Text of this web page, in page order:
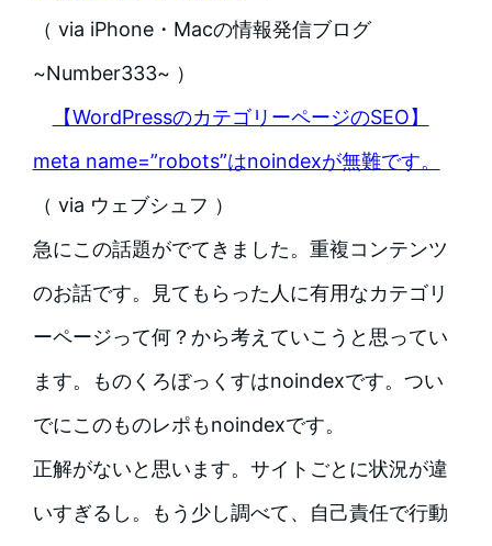
（ via iPhone・Macの情報発信ブログ
~Number333~ ）
【WordPressのカテゴリーページのSEO】
meta name=”robots”はnoindexが無難です。
（ via ウェブシュフ ）
急にこの話題がでてきました。重複コンテンツ
のお話です。見てもらった人に有用なカテゴリ
ーページって何？から考えていこうと思ってい
ます。ものくろぼっくすはnoindexです。つい
でにこのものレポもnoindexです。
正解がないと思います。サイトごとに状況が違
いすぎるし。もう少し調べて、自己責任で行動